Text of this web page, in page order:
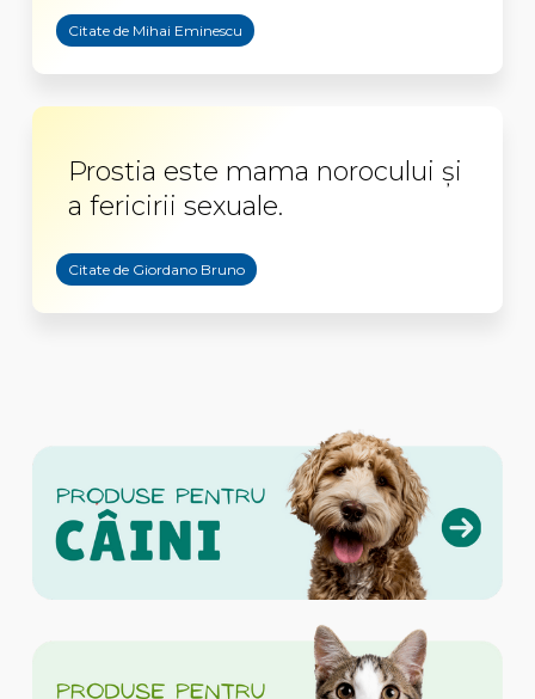
Citate de Mihai Eminescu
Prostia este mama norocului şi
a fericirii sexuale.
Citate de Giordano Bruno